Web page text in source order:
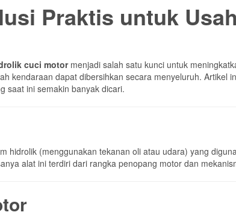
Praktis untuk
cuci motormenjadi salah satu kunci untuk
kendaraan dapat dibersihkan secara menyeluruh. Artikel
saat ini semakin banyak dicari.
hidrolik (menggunakan tekanan oli atau udara) yang
alat ini terdiri dari rangka penopang motor dan